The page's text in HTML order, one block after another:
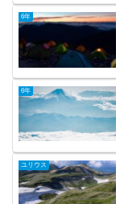
6年
6年
ユリウス